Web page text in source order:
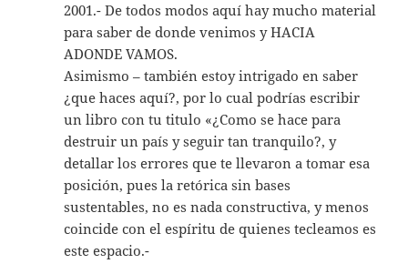
2001.- De todos modos aquí hay mucho material
para saber de donde venimos y HACIA
ADONDE VAMOS.
Asimismo – también estoy intrigado en saber
¿que haces aquí?, por lo cual podrías escribir
un libro con tu titulo «¿Como se hace para
destruir un país y seguir tan tranquilo?, y
detallar los errores que te llevaron a tomar esa
posición, pues la retórica sin bases
sustentables, no es nada constructiva, y menos
coincide con el espíritu de quienes tecleamos es
este espacio.-